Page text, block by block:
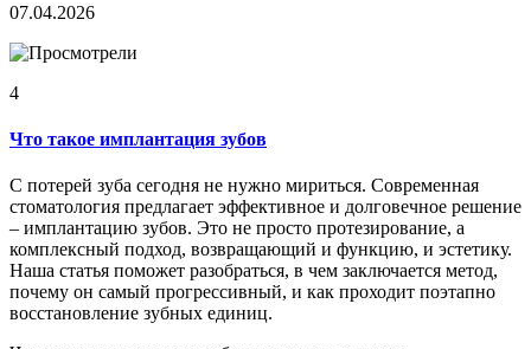
07.04.2026
4
Что такое имплантация зубов
С потерей зуба сегодня не нужно мириться. Современная
стоматология предлагает эффективное и долговечное решение
– имплантацию зубов. Это не просто протезирование, а
комплексный подход, возвращающий и функцию, и эстетику.
Наша статья поможет разобраться, в чем заключается метод,
почему он самый прогрессивный, и как проходит поэтапно
восстановление зубных единиц.